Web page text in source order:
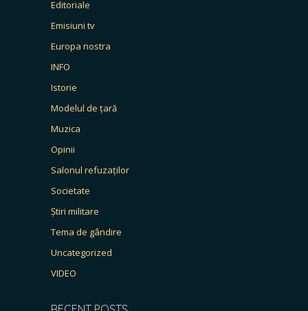
Editoriale
Emisiuni tv
Europa nostra
INFO
Istorie
Modelul de țară
Muzica
Opinii
Salonul refuzaților
Societate
Știri militare
Tema de gândire
Uncategorized
VIDEO